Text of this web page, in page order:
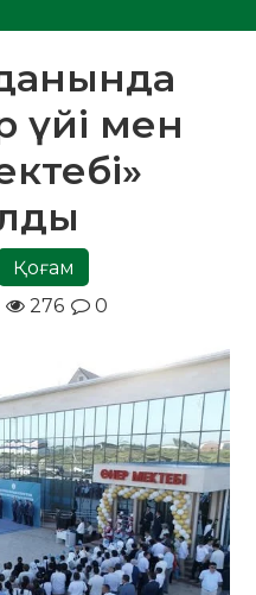
үйі мен
Қоғам
276 0